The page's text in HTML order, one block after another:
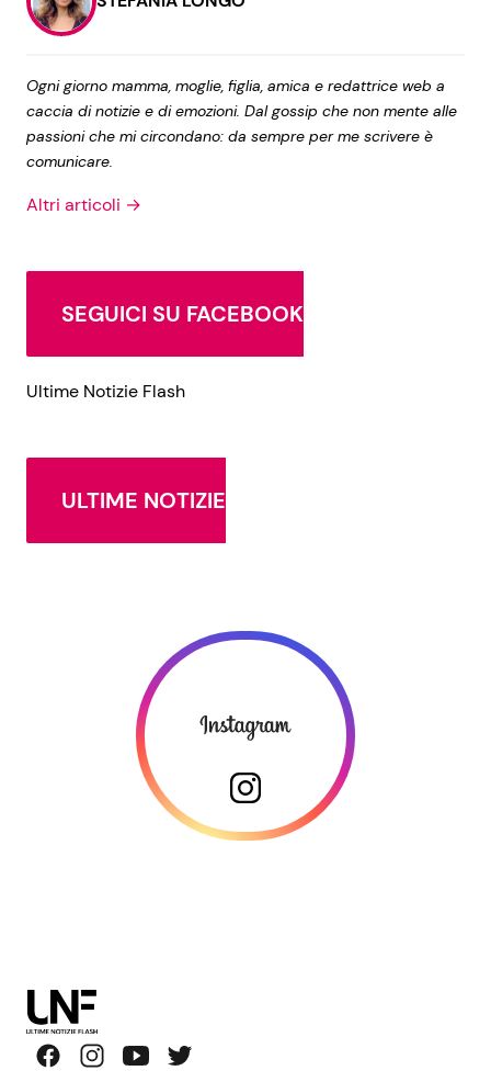
Ogni giorno mamma, moglie, figlia, amica e redattrice web a
caccia di notizie e di emozioni. Dal gossip che non mente alle
passioni che mi circondano: da sempre per me scrivere è
comunicare.
Altri articoli →
SEGUICI SU FACEBOOK
Ultime Notizie Flash
ULTIME NOTIZIE